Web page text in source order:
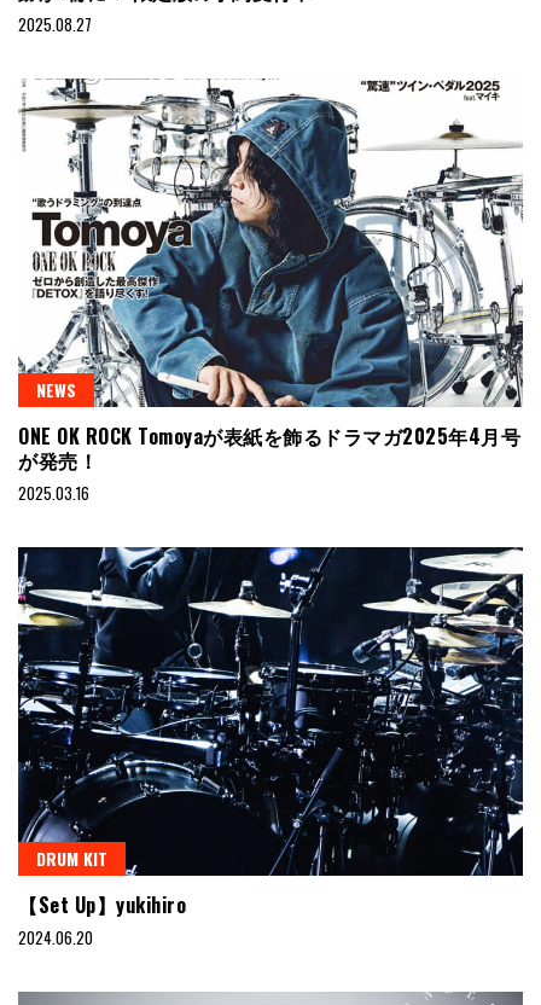
2025.08.27
NEWS
ONE OK ROCK Tomoyaが表紙を飾るドラマガ2025年4月号
が発売！
2025.03.16
DRUM KIT
【Set Up】yukihiro
2024.06.20